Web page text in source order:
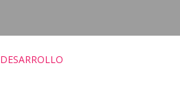
DESARROLLO